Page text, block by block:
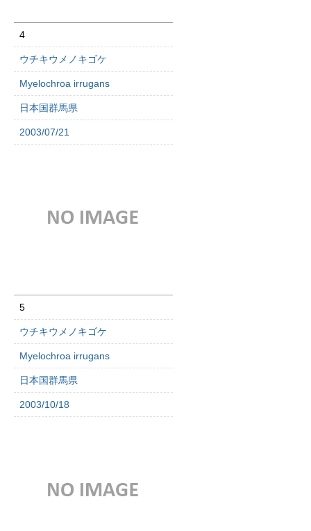
4
ウチキウメノキゴケ
Myelochroa irrugans
日本国群馬県
2003/07/21
5
ウチキウメノキゴケ
Myelochroa irrugans
日本国群馬県
2003/10/18